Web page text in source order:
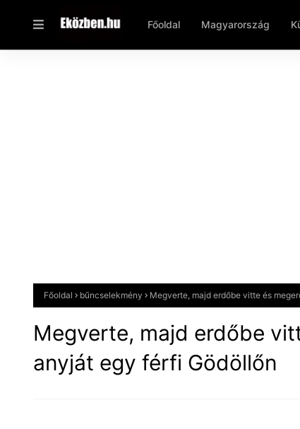
Főoldal Magyarország
Főoldal bűncselekmény Megverte, majd erdőbe vitte és
Megverte, majd erdőbe
anyját egy férfi Gödöllőn